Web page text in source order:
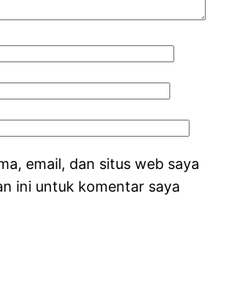
email, dan situs web saya
ini untuk komentar saya